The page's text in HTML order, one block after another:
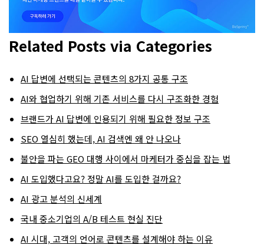
Related Posts via Categories
AI 답변에 선택되는 콘텐츠의 8가지 공통 구조
AI와 협업하기 위해 기존 서비스를 다시 구조화한 경험
브랜드가 AI 답변에 인용되기 위해 필요한 정보 구조
SEO 열심히 했는데, AI 검색엔 왜 안 나오나
불안을 파는 GEO 대행 사이에서 마케터가 중심을 잡는 법
AI 도입했다고요? 정말 AI를 도입한 걸까요?
AI 광고 분석의 신세계
국내 중소기업의 A/B 테스트 현실 진단
AI 시대, 고객의 언어로 콘텐츠를 설계해야 하는 이유